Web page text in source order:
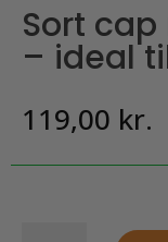
Sort
– ideal
119,00 kr.